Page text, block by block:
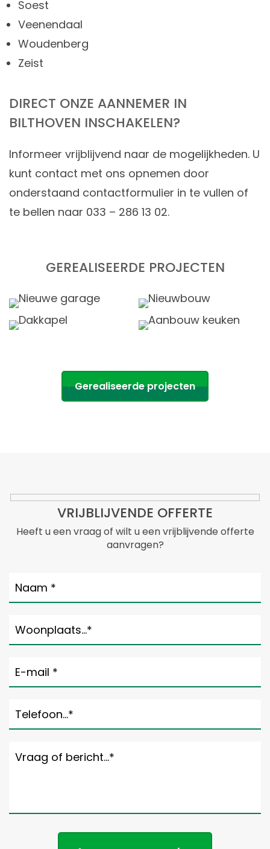
Soest
Veenendaal
Woudenberg
Zeist
DIRECT ONZE AANNEMER IN
BILTHOVEN INSCHAKELEN?
Informeer vrijblijvend naar de mogelijkheden. U
kunt contact met ons opnemen door
onderstaand contactformulier in te vullen of
te bellen naar 033 – 286 13 02.
GEREALISEERDE PROJECTEN
Gerealiseerde projecten
VRIJBLIJVENDE OFFERTE
Heeft u een vraag of wilt u een vrijblijvende offerte
aanvragen?